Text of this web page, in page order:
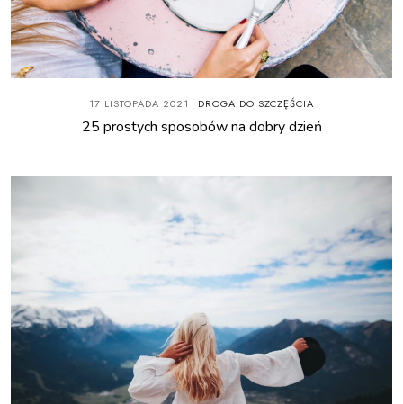
17 LISTOPADA 2021 DROGA DO SZCZĘŚCIA
25 prostych sposobów na dobry dzień